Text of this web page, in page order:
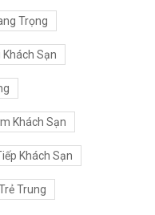
Trọng
Khách Sạn
Khách Sạn
Khách Sạn
Trung